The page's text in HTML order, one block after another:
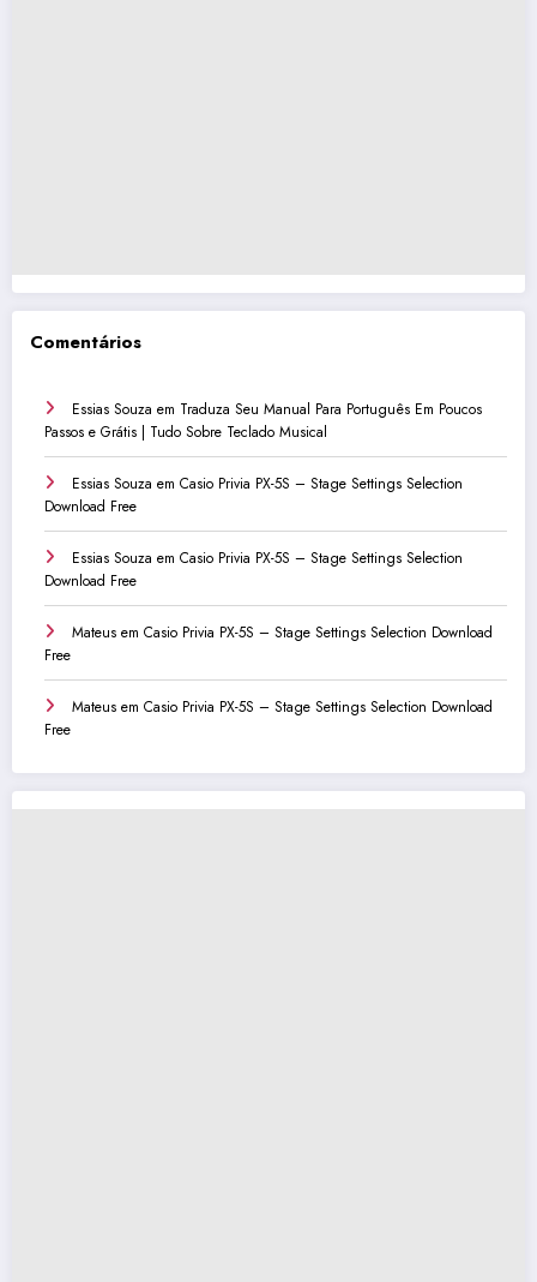
Comentários
Essias Souza em Traduza Seu Manual Para Português Em Poucos
Passos e Grátis | Tudo Sobre Teclado Musical
Essias Souza em Casio Privia PX-5S – Stage Settings Selection
Download Free
Essias Souza em Casio Privia PX-5S – Stage Settings Selection
Download Free
Mateus em Casio Privia PX-5S – Stage Settings Selection Download
Free
Mateus em Casio Privia PX-5S – Stage Settings Selection Download
Free